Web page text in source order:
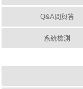
Q&A問與答
系統檢測